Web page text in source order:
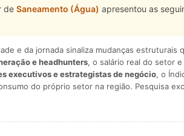
de Saneamento (Água) apresentou as
e da jornada sinaliza mudanças estruturais
e headhunters, o salário real do setor
executivos e estrategistas de negócio, o
do próprio setor na região. Pesquisa